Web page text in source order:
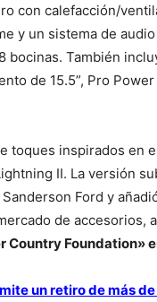
con calefacción/
y un sistema de
bocinas. También
de 15.5”, Pro
toques inspirados en
II. La versión
Ford y
de accesorios,
Country Foundation»
un retiro de más